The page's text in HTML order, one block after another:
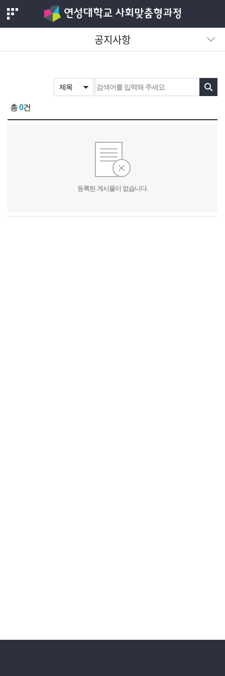
安산업
인테리어 CM
공지사항
총0건
등록된 게시물이 없습니다.